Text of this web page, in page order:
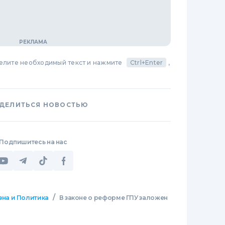
необходимый текст и нажмите Ctrl+Enter ,
НОВОСТЬЮ
на нас
и Политика / В законе о реформе ГПУ заложен